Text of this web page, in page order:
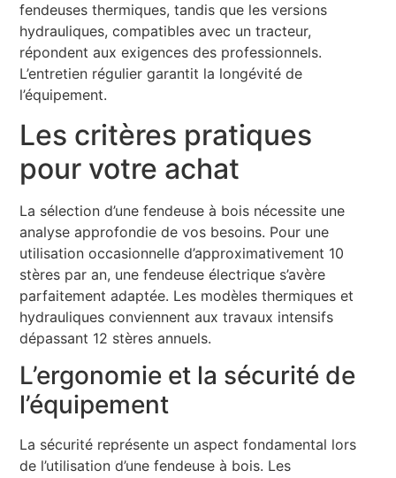
fendeuses thermiques, tandis que les versions
hydrauliques, compatibles avec un tracteur,
répondent aux exigences des professionnels.
L’entretien régulier garantit la longévité de
l’équipement.
Les critères pratiques
pour votre achat
La sélection d’une fendeuse à bois nécessite une
analyse approfondie de vos besoins. Pour une
utilisation occasionnelle d’approximativement 10
stères par an, une fendeuse électrique s’avère
parfaitement adaptée. Les modèles thermiques et
hydrauliques conviennent aux travaux intensifs
dépassant 12 stères annuels.
L’ergonomie et la sécurité de
l’équipement
La sécurité représente un aspect fondamental lors
de l’utilisation d’une fendeuse à bois. Les